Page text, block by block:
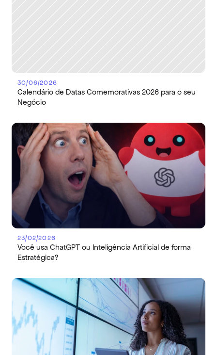
30/06/2026
Calendário de Datas Comemorativas 2026 para o seu
Negócio
23/02/2026
Você usa ChatGPT ou Inteligência Artificial de forma
Estratégica?